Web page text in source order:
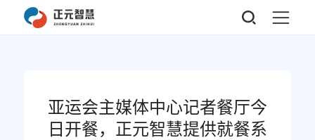
亚运会主媒体中心记者餐厅今
日开餐，正元智慧提供就餐系